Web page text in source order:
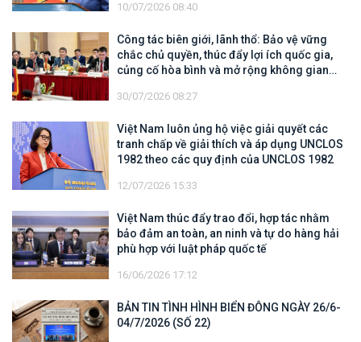
10/07/2026 08:40
Công tác biên giới, lãnh thổ: Bảo vệ vững
chắc chủ quyền, thúc đẩy lợi ích quốc gia,
củng cố hòa bình và mở rộng không gian
30/07/2026 08:27
Việt Nam luôn ủng hộ việc giải quyết các
tranh chấp về giải thích và áp dụng UNCLOS
1982 theo các quy định của UNCLOS 1982
12/07/2026 15:33
Việt Nam thúc đẩy trao đổi, hợp tác nhằm
bảo đảm an toàn, an ninh và tự do hàng hải
phù hợp với luật pháp quốc tế
16/06/2026 17:12
BẢN TIN TÌNH HÌNH BIỂN ĐÔNG NGÀY 26/6-
04/7/2026 (SỐ 22)